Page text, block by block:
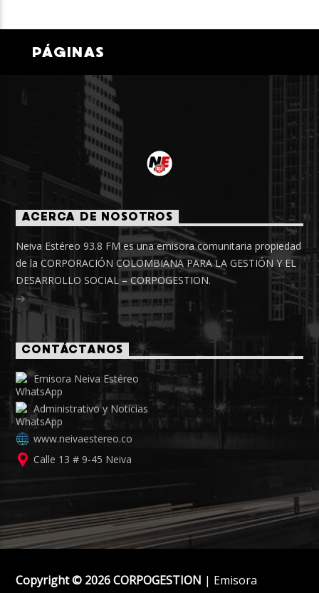
PÁGINAS
ACERCA DE NOSOTROS
Neiva Estéreo 93.8 FM es una emisora comunitaria propiedad
de la CORPORACIÓN COLOMBIANA PARA LA GESTIÓN Y EL
DESARROLLO SOCIAL – CORPOGESTION.
CONTÁCTANOS
Emisora Neiva Estéreo
Administrativo y Noticias
www.neivaestereo.co
Calle 13 # 9-45 Neiva
Copyright © 2026 CORPOGESTION | Emisora